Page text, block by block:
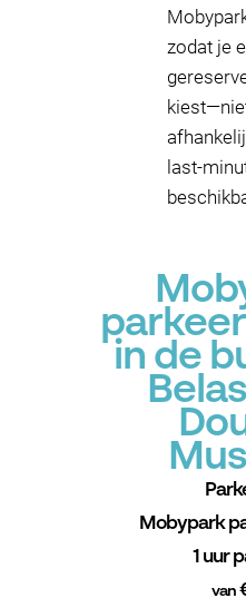
zodat je
last-
in de
Mobypark
1 uur
van